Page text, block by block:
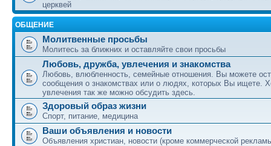
церквей
ОБЩЕНИЕ
Молитвенные просьбы
Молитесь за ближних и оставляйте свои просьбы
Любовь, дружба, увлечения и знакомства
Любовь, влюбленность, семейные отношения. Вы можете
сообщения о знакомствах или о людях, которых Вы ищете.
увлечения так же можно обсудить здесь.
Здоровый образ жизни
Спорт, питание, медицина
Ваши объявления и новости
Объявления христиан, новости (кроме коммерческой